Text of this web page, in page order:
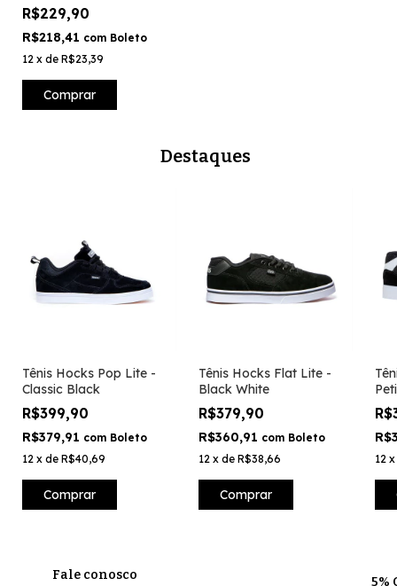
Preto
R$229,90
R$218,41 com Boleto
12 x de R$23,39
Comprar
Destaques
Tênis Hocks Pop Lite -
Classic Black
R$399,90
R$379,91 com Boleto
12 x de R$40,69
Comprar
Tênis Hocks Flat Lite -
Black White
R$379,90
R$360,91 com Boleto
12 xdeR$38,66
Comprar
12
Fale conosco 5%